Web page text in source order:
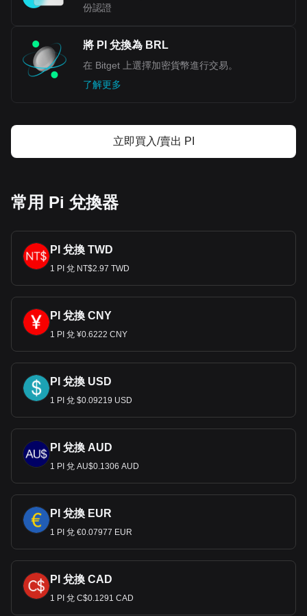
份認證
將 PI 兌換為 BRL
在 Bitget 上選擇加密貨幣進行交易。
了解更多
立即買入/賣出 PI
常用 Pi 兌換器
PI 兌換 TWD
1 PI 兌 NT$2.97 TWD
PI 兌換 CNY
1 PI 兌 ¥0.6222 CNY
PI 兌換 USD
1 PI 兌 $0.09219 USD
PI 兌換 AUD
1 PI 兌 AU$0.1306 AUD
PI 兌換 EUR
1 PI 兌 €0.07977 EUR
PI 兌換 CAD
1 PI 兌 C$0.1291 CAD